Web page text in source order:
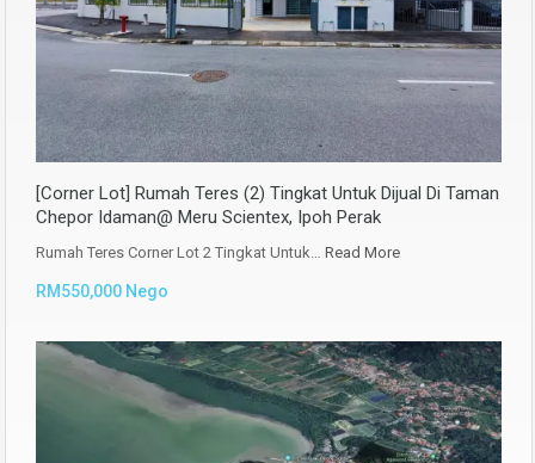
[Corner Lot] Rumah Teres (2) Tingkat Untuk Dijual Di Taman
Chepor Idaman@ Meru Scientex, Ipoh Perak
Rumah Teres Corner Lot 2 Tingkat Untuk… Read More
RM550,000 Nego